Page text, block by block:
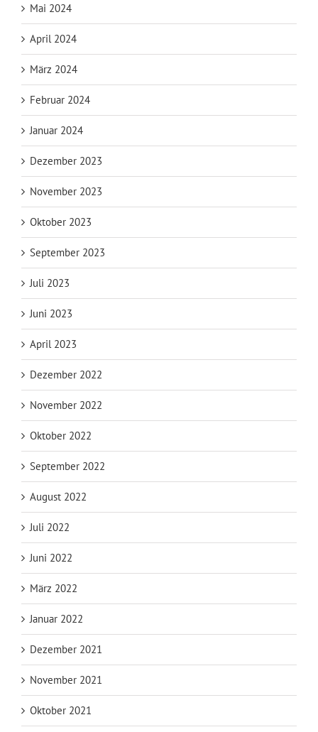
Mai 2024
April 2024
März 2024
Februar 2024
Januar 2024
Dezember 2023
November 2023
Oktober 2023
September 2023
Juli 2023
Juni 2023
April 2023
Dezember 2022
November 2022
Oktober 2022
September 2022
August 2022
Juli 2022
Juni 2022
März 2022
Januar 2022
Dezember 2021
November 2021
Oktober 2021